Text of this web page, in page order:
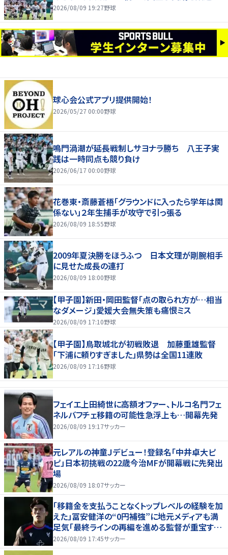
2026/08/09 19:27野球
球心会公式アプリ提供開始！
2026/05/27 00:00野球
鳴門渦潮が延長戦制しサヨナラ勝ち 八王子実
践は一時同点も競り負け
2026/06/17 00:00野球
花巻東・斎藤蒼梧「グラウンドに入ったら学年は関
係ない」２年生捕手が攻守で引っ張る
2026/08/09 18:55野球
2009年夏決勝をほうふつ 日本文理が剛腕相手
に見せた成長の連打
2026/08/09 18:00野球
【甲子園】新田・岡田監督「点の取られ方が…相当
なダメージ」愛媛大会無失策も痛恨ミス
2026/08/09 17:10野球
【甲子園】鳥取城北が初戦敗退 加藤重雄監督
「下浦に頼りすぎました」県勢は全国11連敗
2026/08/09 17:16野球
フェイエ上田綺世に高額オファー、トルコ名門フェ
ネルバフチェ移籍の可能性急浮上も…開幕先発
2026/08/09 19:17サッカー
元レアルの神童Ｊデビュー！登録名「中井卓大ピ
ピ」日本初挑戦の22歳今治MFが開幕戦に先発出
場
2026/08/09 18:07サッカー
「移籍金を支払うことなくトップレベルの経験を加
えた」冨安健洋の“0円補強”に地元メディアも満
足気「最終ラインの再編を進める監督が重宝する
柔軟性を備えている」
2026/08/09 17:45サッカー